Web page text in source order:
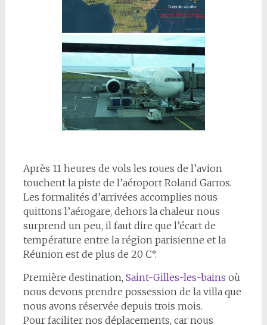
Après 11 heures de vols les roues de l’avion
touchent la piste de l’aéroport Roland Garros.
Les formalités d’arrivées accomplies nous
quittons l’aérogare, dehors la chaleur nous
surprend un peu, il faut dire que l’écart de
température entre la région parisienne et la
Réunion est de plus de 20 C°.
Première destination, Saint-Gilles-les-bains où
nous devons prendre possession de la villa que
nous avons réservée depuis trois mois.
Pour faciliter nos déplacements, car nous